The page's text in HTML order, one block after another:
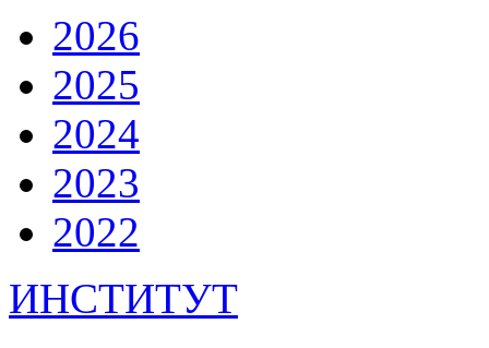
2026
2025
2024
2023
2022
ИНСТИТУТ